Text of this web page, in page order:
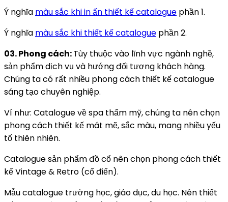
Ý nghĩa màu sắc khi in ấn thiết kế catalogue phần 1.
Ý nghĩa màu sắc khi thiết kế catalogue phần 2.
03. Phong cách:Tùy thuộc vào lĩnh vực ngành nghề,
sản phẩm dịch vụ và hướng đối tượng khách hàng.
Chúng ta có rất nhiều phong cách thiết kế catalogue
sáng tạo chuyên nghiệp.
Ví như: Catalogue về spa thẩm mỹ, chúng ta nên chọn
phong cách thiết kế mát mẽ, sắc màu, mang nhiều yếu
tố thiên nhiên.
Catalogue sản phẩm đồ cổ nên chọn phong cách thiết
kế Vintage & Retro (cổ điển).
Mẫu catalogue trường học, giáo dục, du học. Nên thiết